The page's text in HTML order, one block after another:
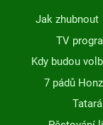
Jak zhubnout
TV
Kdy budou
7 pádů